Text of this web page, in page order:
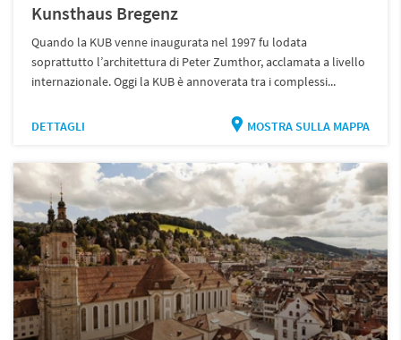
Kunsthaus Bregenz
Quando la KUB venne inaugurata nel 1997 fu lodata
soprattutto l’architettura di Peter Zumthor, acclamata a livello
internazionale. Oggi la KUB è annoverata tra i complessi...
DETTAGLI MOSTRA SULLA MAPPA